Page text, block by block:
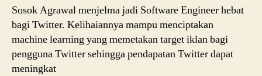
Sosok Agrawal menjelma jadi Software Engineer hebat
bagi Twitter. Kelihaiannya mampu menciptakan
machine learning yang memetakan target iklan bagi
pengguna Twitter sehingga pendapatan Twitter dapat
meningkat